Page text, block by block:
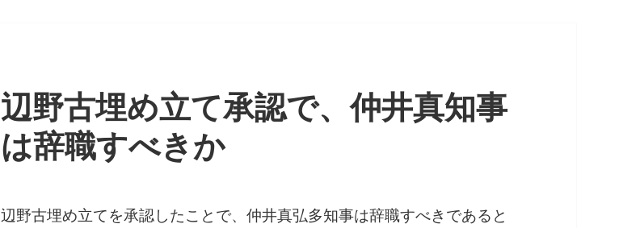
辺野古埋め立て承認で、仲井真知事
は辞職すべきか
辺野古埋め立てを承認したことで、仲井真弘多知事は辞職すべきであると